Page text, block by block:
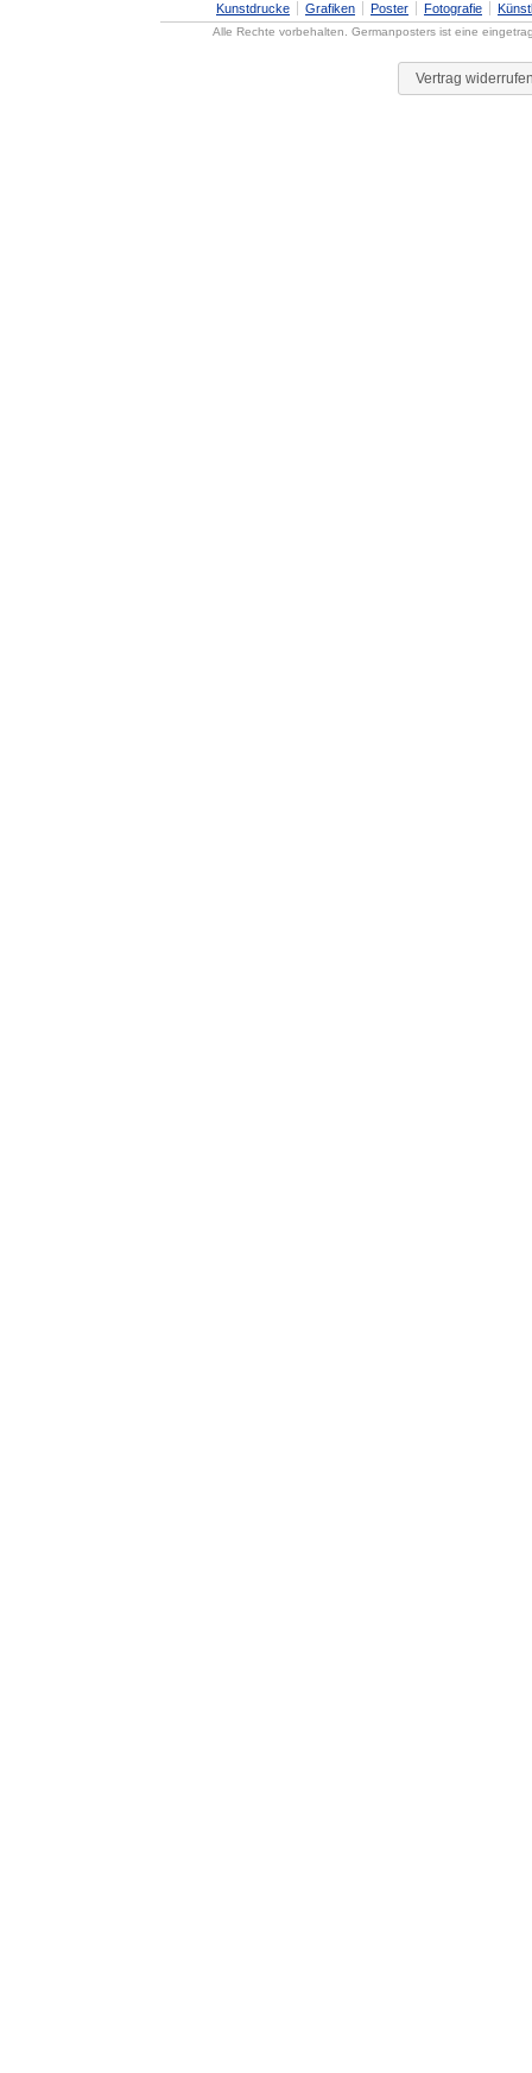
Kunstdrucke
Grafiken Poster Fotografie
Alle Rechte vorbehalten. Germanposters ist eine
Vertrag